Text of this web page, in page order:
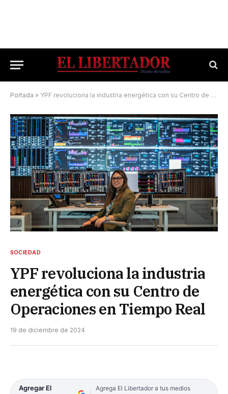
Portada » YPF revoluciona la industria energética con su Centro de Operaciones en Tiempo Real
SOCIEDAD
YPF revoluciona la industria
energética con su Centro de
Operaciones en Tiempo Real
19 de diciembre de 2024
Agregar El
Agrega El Libertador a tus medios